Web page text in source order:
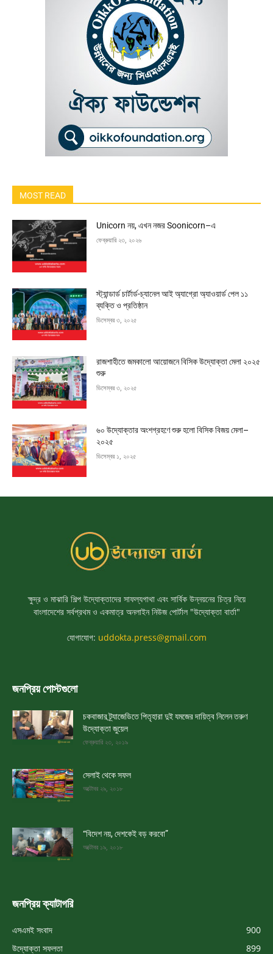
MOST READ
Unicorn নয়, এখন নজর Soonicorn–এ
ফেব্রুয়ারি ২৩, ২০২৬
স্ট্যান্ডার্ড চার্টার্ড-চ্যানেল আই অ্যাগ্রো অ্যাওয়ার্ড পেল ১১
ব্যক্তি ও প্রতিষ্ঠান
ডিসেম্বর ৩, ২০২৫
রাজশাহীতে জমকালো আয়োজনে বিসিক উদ্যোক্তা মেলা ২০২৫
শুরু
ডিসেম্বর ৩, ২০২৫
৬০ উদ্যোক্তার অংশগ্রহণে শুরু হলো বিসিক বিজয় মেলা–
২০২৫
ডিসেম্বর ১, ২০২৫
ক্ষুদ্র ও মাঝারি শিল্প উদ্যোক্তাদের সাফল্যগাথা এবং সার্বিক উন্নয়নের চিত্র নিয়ে
বাংলাদেশের সর্বপ্রথম ও একমাত্র অনলাইন নিউজ পোর্টাল "উদ্যোক্তা বার্তা"
যোগাযোগ: uddokta.press@gmail.com
জনপ্রিয় পোস্টগুলো
চকবাজার ট্র্যাজেডিতে পিতৃহারা দুই যমজের দায়িত্ব নিলেন তরুণ
উদ্যোক্তা জুয়েল
ফেব্রুয়ারি ২৩, ২০১৯
সেলাই থেকে সফল
অক্টোবর ২৯, ২০১৮
“বিদেশ নয়, দেশকেই বড় করবো”
অক্টোবর ১৯, ২০১৮
জনপ্রিয় ক্যাটাগরি
এসএমই সংবাদ
900
উদ্যোক্তা সফলতা
899